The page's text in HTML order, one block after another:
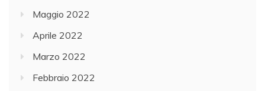
Maggio 2022
Aprile 2022
Marzo 2022
Febbraio 2022